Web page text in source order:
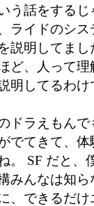
う話をする
ライドのシ
説明してま
ど、人って
明してるわ
ドラえもん
でてきて、
。 SF だと、
みんなは知
、できるだ